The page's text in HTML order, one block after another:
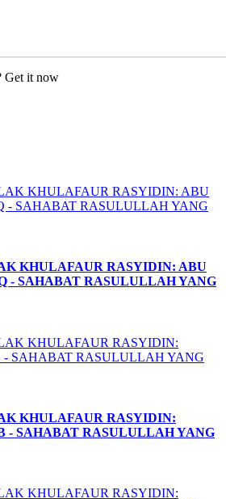
Get it now
KHULAFAUR RASYIDIN: ABU
- SAHABAT RASULULLAH YANG
KHULAFAUR RASYIDIN:
- SAHABAT RASULULLAH YANG